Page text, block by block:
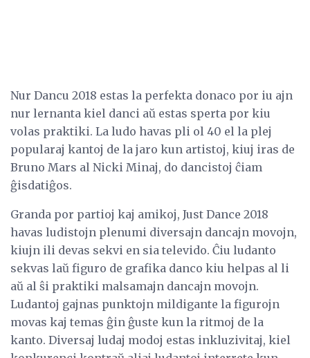
Nur Dancu 2018 estas la perfekta donaco por iu ajn
nur lernanta kiel danci aŭ estas sperta por kiu
volas praktiki. La ludo havas pli ol 40 el la plej
popularaj kantoj de la jaro kun artistoj, kiuj iras de
Bruno Mars al Nicki Minaj, do dancistoj ĉiam
ĝisdatiĝos.
Granda por partioj kaj amikoj, Just Dance 2018
havas ludistojn plenumi diversajn dancajn movojn,
kiujn ili devas sekvi en sia televido. Ĉiu ludanto
sekvas laŭ figuro de grafika danco kiu helpas al li
aŭ al ŝi praktiki malsamajn dancajn movojn.
Ludantoj gajnas punktojn mildigante la figurojn
movas kaj temas ĝin ĝuste kun la ritmoj de la
kanto. Diversaj ludaj modoj estas inkluzivitaj, kiel